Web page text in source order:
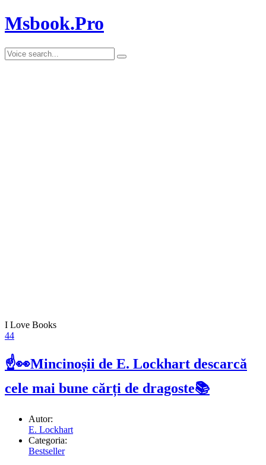
Msbook.Pro
I Love Books
44
☝👀Mincinoșii de E. Lockhart descarcă
cele mai bune cărți de dragoste📚
Autor:
E. Lockhart
Categoria:
Bestseller